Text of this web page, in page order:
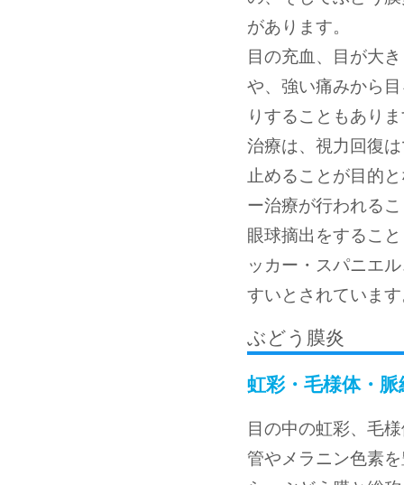
があります。
目の充血、目が大
や、強い痛みから
りすることもあり
治療は、視力回復
止めることが目的
ー治療が行われる
眼球摘出をするこ
ッカー・スパニエ
すいとされていま
ぶどう膜炎
虹彩・毛様体・
目の中の虹彩、毛
管やメラニン色素